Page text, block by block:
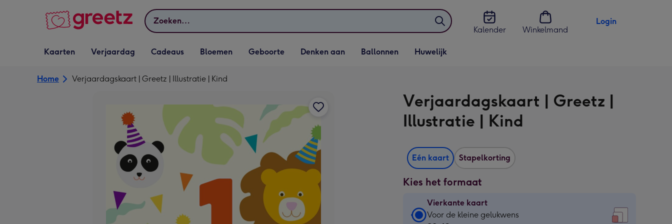
Zoeken
Kalender
Winkelmand
Login
Vervolgkeuzelijst
Kaarten openen
Kaarten
Vervolgkeuzelijst
Verjaardag openen
Verjaardag
Vervolgkeuzelijst
Cadeaus openen
Cadeaus
Vervolgkeuzelijst
Bloemen openen
Bloemen
Vervolgkeuzelijst
Geboorte openen
Geboorte
Vervolgkeuzelijst
Denken aan openen
Denken aan
Vervolgkeuzelijst
Ballonnen openen
Ballonnen
Vervolgkeuzelijst
Huwelijk openen
Huwelijk
Home Verjaardagskaart | Greetz | Illustratie | Kind
Verjaardagskaart | Greetz |
Illustratie | Kind
Eén kaart Stapelkorting
Kies het formaat
Vierkante kaart
Vierkante
Voor de kleine gelukwens